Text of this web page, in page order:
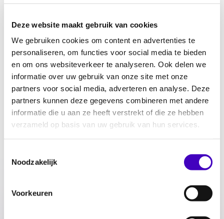
Deze website maakt gebruik van cookies
We gebruiken cookies om content en advertenties te
personaliseren, om functies voor social media te bieden
en om ons websiteverkeer te analyseren. Ook delen we
informatie over uw gebruik van onze site met onze
partners voor social media, adverteren en analyse. Deze
partners kunnen deze gegevens combineren met andere
informatie die u aan ze heeft verstrekt of die ze hebben
verzameld op basis van uw gebruik van hun services.
Noodzakelijk
Voorkeuren
van dit onderzoek streeft de gemeente Vught
zodat het nog beter aansluit bij de wensen en
behoeften van de doelgroep waar onderzoek
naar is gedaan.